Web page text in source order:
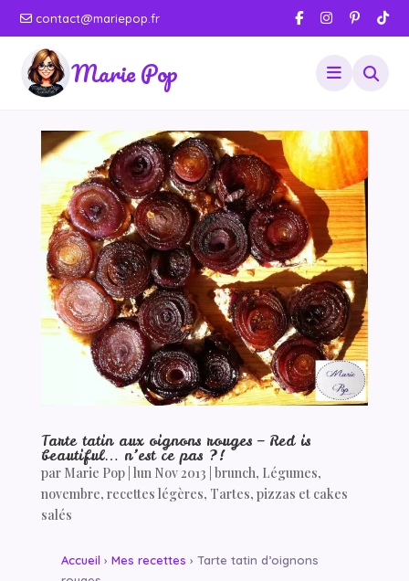
contact@mariepop.fr
Marie Pop
Tarte tatin aux oignons rouges – Red is
beautiful… n’est ce pas ?!
par Marie Pop| lun Nov 2013 brunch, Légumes,
novembre, recettes légères, Tartes, pizzas et cakes
salés
Accueil › Mes recettes › Tarte tatin d’oignons